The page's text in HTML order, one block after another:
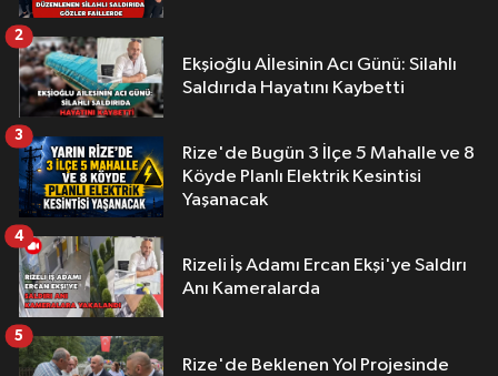
Ekşioğlu Aİlesinin Acı Günü: Silahlı
Saldırıda Hayatını Kaybetti
2
Rize'de Bugün 3 İlçe 5 Mahalle ve 8
Köyde Planlı Elektrik Kesintisi
Yaşanacak
3
Rizeli İş Adamı Ercan Ekşi'ye Saldırı
Anı Kameralarda
4
Rize'de Beklenen Yol Projesinde
5